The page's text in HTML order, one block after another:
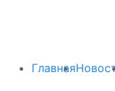
Главная